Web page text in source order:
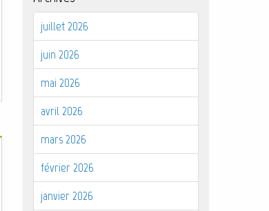
juillet 2026
juin 2026
mai 2026
avril 2026
mars 2026
février 2026
janvier 2026